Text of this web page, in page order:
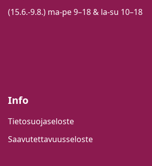
(15.6.-9.8.) ma-pe 9–18 & la-su 10–18
Info
Tietosuojaseloste
Saavutettavuusseloste